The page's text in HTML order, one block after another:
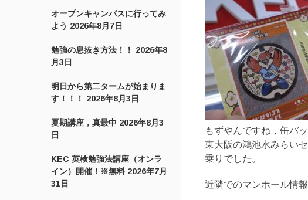
オープンキャンパスに行ってみ
よう 2026年8月7日
勉強の息抜き方法！！
2026年8
月3日
明日から第二タームが始まりま
す！！！
2026年8月3日
夏期講座，真最中 2026年8月3
日
KEC 英検勉強法講座（オンラ
イン）開催！※無料 2026年7月
31日
もずやんですね，缶バ
東大阪の鴻池水みらい
乗りでした。
近隣でのマンホール情